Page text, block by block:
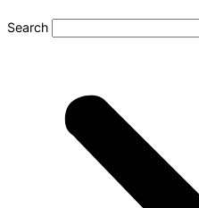
Search